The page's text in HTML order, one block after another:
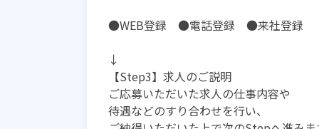
●WEB登録 ●電話登録 ●来社登録
↓
【Step3】求人のご説明
ご応募いただいた求人の仕事内容や
待遇などのすり合わせを行い、